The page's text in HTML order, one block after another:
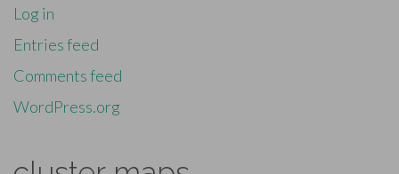
Log in
Entries feed
Comments feed
WordPress.org